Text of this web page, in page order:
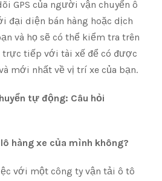
GPS của người vận chuyển ô
đại diện bán hàng hoặc dịch
và họ sẽ có thể kiểm tra trên
tiếp với tài xế để có được
mới nhất về vị trí xe của bạn.
tự động: Câu hỏi
hàng xe của mình không?
với một công ty vận tải ô tô